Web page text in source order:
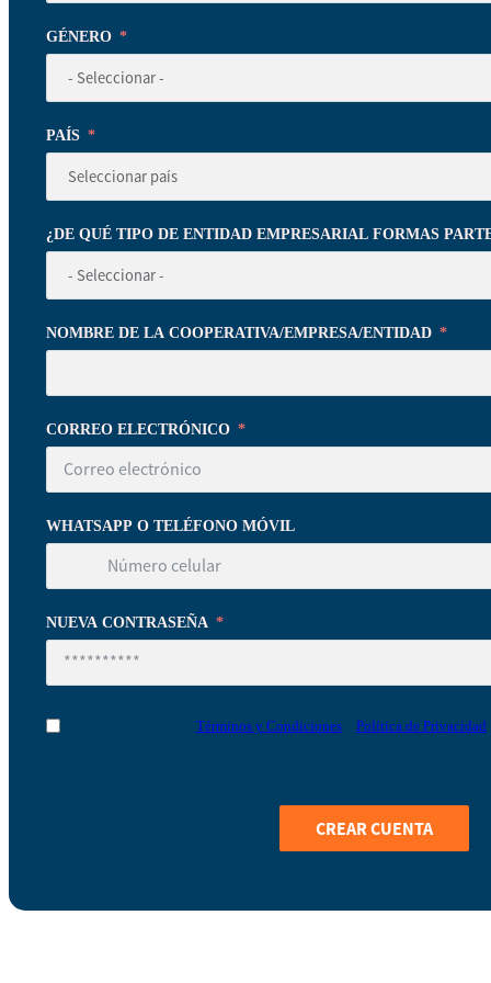
GÉNERO
PAÍS
¿DE QUÉ TIPO DE ENTIDAD EMPRESARIAL FORMAS
NOMBRE DE LA COOPERATIVA/EMPRESA/ENTIDAD
CORREO ELECTRÓNICO
WHATSAPP O TELÉFONO MÓVIL
NUEVA CONTRASEÑA
Términos y Condicionesy Política de Privacidad
CREAR CUENTA